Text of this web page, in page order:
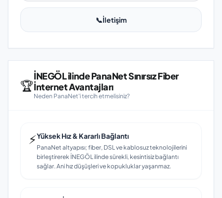
📞İletişim
🏆
İNEGÖL ilinde PanaNet Sınırsız Fiber
İnternet Avantajları
Neden PanaNet'i tercih etmelisiniz?
⚡Yüksek Hız & Kararlı Bağlantı
PanaNet altyapısı; fiber, DSL ve kablosuz teknolojilerini
birleştirerek İNEGÖL ilinde sürekli, kesintisiz bağlantı
sağlar. Ani hız düşüşleri ve kopukluklar yaşanmaz.